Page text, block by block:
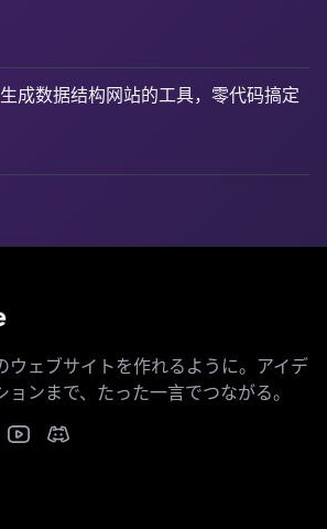
成数据结构网站的工具，零代码搞定
ウェブサイトを作れるように。アイデ
ンまで、たった一言でつながる。